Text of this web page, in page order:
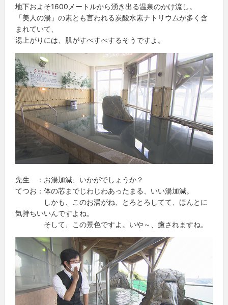
地下およそ1600メートルから湧き出る温泉のかけ流し。
「美人の湯」の素とも言われる炭酸水素ナトリウムが多く含
まれていて、
湯上がりには、肌がすべすべするそうですよ。
先生 ：お湯加減、いかがでしょうか？
てつお：体の芯までじわじわあったまる、いい湯加減。
しかも、このお湯がね、とろとろしてて、ほんとに
気持ちいいんですよね。
そして、この景色ですよ。いや～、癒されますね。